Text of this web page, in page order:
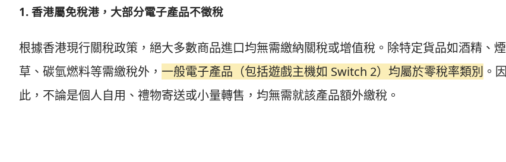
1. 香港屬免稅港，大部分電子產品不徵稅
根據香港現行關稅政策，絕大多數商品進口均無需繳納關稅或增值稅。除特定貨品如酒精、煙
草、碳氫燃料等需繳稅外， 一般電子產品（包括遊戲主機如 Switch 2）均屬於零稅率類別 。因
此，不論是個人自用、禮物寄送或小量轉售，均無需就該產品額外繳稅。